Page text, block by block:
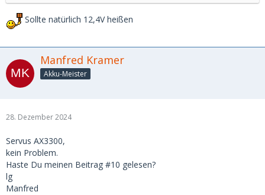
Sollte natürlich 12,4V heißen
Manfred Kramer
Akku-Meister
28. Dezember 2024
Servus AX3300,
kein Problem.
Haste Du meinen Beitrag #10 gelesen?
lg
Manfred